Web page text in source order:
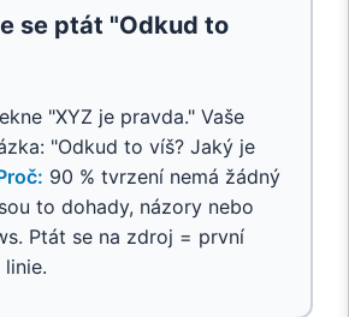
se ptát "Odkud to
"XYZ je pravda." Vaše
"Odkud to víš? Jaký je
90 % tvrzení nemá žádný
to dohady, názory nebo
Ptát se na zdroj = první